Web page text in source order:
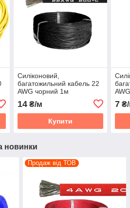
Силіконовий,
багатожильний кабель 22
AWG чорний 1м
14₴/м
Купити
7
новинки
Продаж від ТОВ